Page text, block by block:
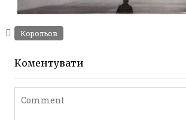
ЖИТОМИР 1974
Корольов
Коментувати